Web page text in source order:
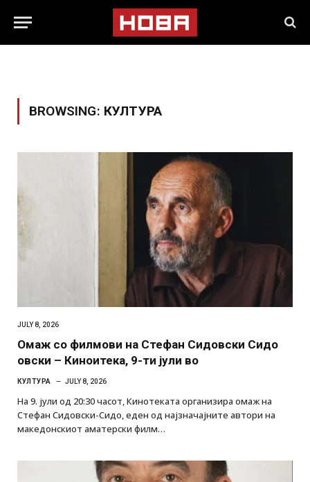
BROWSING: КУЛТУРА
JULY 8, 2026
Омаж со филмови на Стефан Сидовски Сидо
овски – Киноитека, 9-ти јули во
КУЛТУРА JULY 8, 2026
На 9. јули од 20:30 часот, Кинотеката организира омаж на
Стефан Сидовски-Сидо, еден од најзначајните автори на
македонскиот аматерски филм…